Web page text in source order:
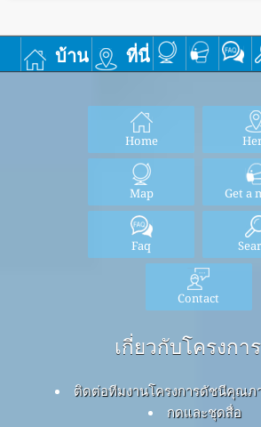
บ้าน ที่นี่
Home
Map Get a
Faq
Contact
เกี่ยวกับโครงกา
ติดต่อทีมงานโครงการดัชนีคุณภ
กดและชุดสื่อ